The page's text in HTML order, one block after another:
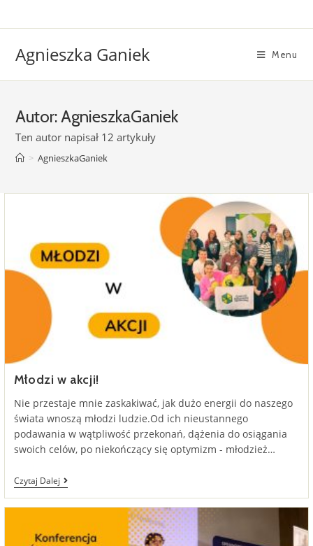
to
Agnieszka Ganiek Menu
Autor:AgnieszkaGaniek
Ten autor napisał 12 artykuły
> AgnieszkaGaniek
Młodzi w akcji!
Nie przestaje mnie zaskakiwać, jak dużo energii do naszego
świata wnoszą młodzi ludzie.Od ich nieustannego
podawania w wątpliwość przekonań, dążenia do osiągania
swoich celów, po niekończący się optymizm - młodzież…
Czytaj DalejMłodzi
W